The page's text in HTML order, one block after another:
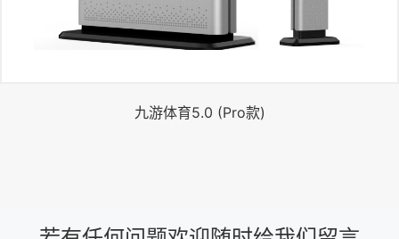
九游体育5.0 (Pro款)